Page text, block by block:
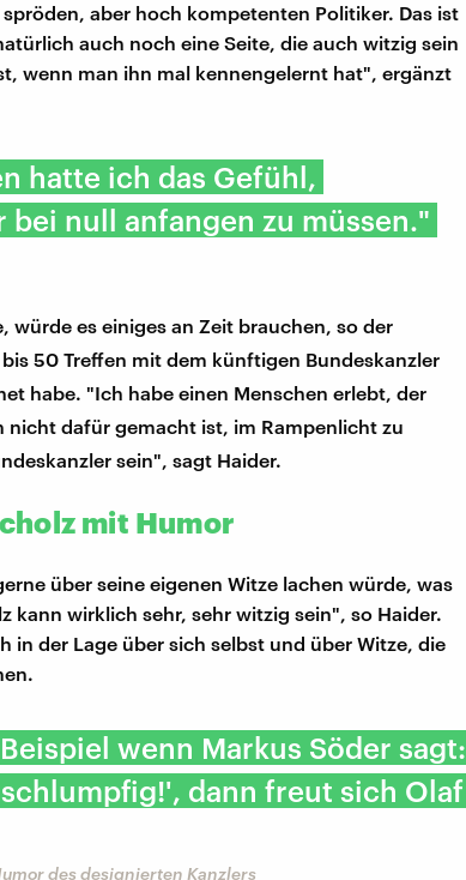
aber hoch kompetenten Politiker. Das ist
auch noch eine Seite, die auch witzig sein
wenn man ihn mal kennengelernt hat", ergänzt
hatte ich das Gefühl,
null anfangen zu müssen."
würde es einiges an Zeit brauchen, so der
50 Treffen mit dem künftigen Bundeskanzler
habe. "Ich habe einen Menschen erlebt, der
dafür gemacht ist, im Rampenlicht zu
sein", sagt Haider.
mit Humor
über seine eigenen Witze lachen würde, was
kann wirklich sehr, sehr witzig sein", so Haider.
in der Lage über sich selbst und über Witze, die
wenn Markus Söder sagt:
dann freut sich Olaf
des designierten Kanzlers